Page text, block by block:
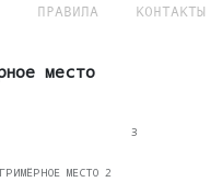
ПРАВИЛА КОНТАКТЫ
место
3
ГРИМЁРНОЕ МЕСТО 2